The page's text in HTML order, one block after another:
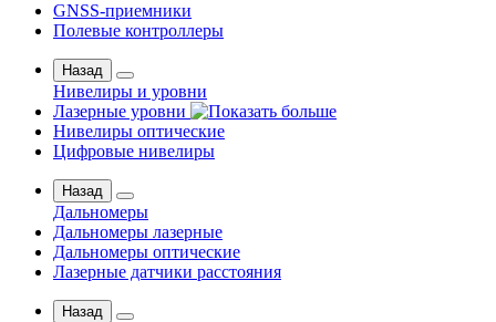
GNSS-приемники
Полевые контроллеры
Назад
Нивелиры и уровни
Лазерные уровни
Нивелиры оптические
Цифровые нивелиры
Назад
Дальномеры
Дальномеры лазерные
Дальномеры оптические
Лазерные датчики расстояния
Назад